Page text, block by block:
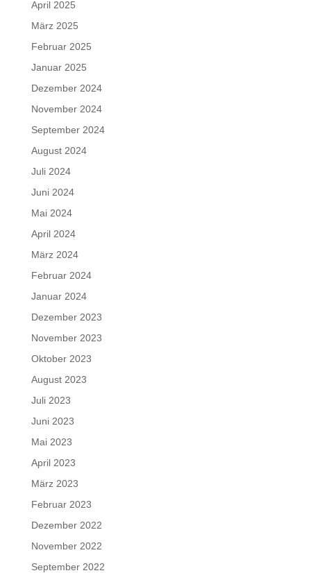
April 2025
März 2025
Februar 2025
Januar 2025
Dezember 2024
November 2024
September 2024
August 2024
Juli 2024
Juni 2024
Mai 2024
April 2024
März 2024
Februar 2024
Januar 2024
Dezember 2023
November 2023
Oktober 2023
August 2023
Juli 2023
Juni 2023
Mai 2023
April 2023
März 2023
Februar 2023
Dezember 2022
November 2022
September 2022